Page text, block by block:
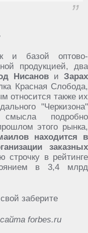
и базой оптово-
продукцией, два
НисановиЗарах
Красная Слобода,
относится также их
"Черкизона"
подробно
этого рынка,
находится в
заказных
строчку в рейтинге
в 3,4 млрд
forbes.ru